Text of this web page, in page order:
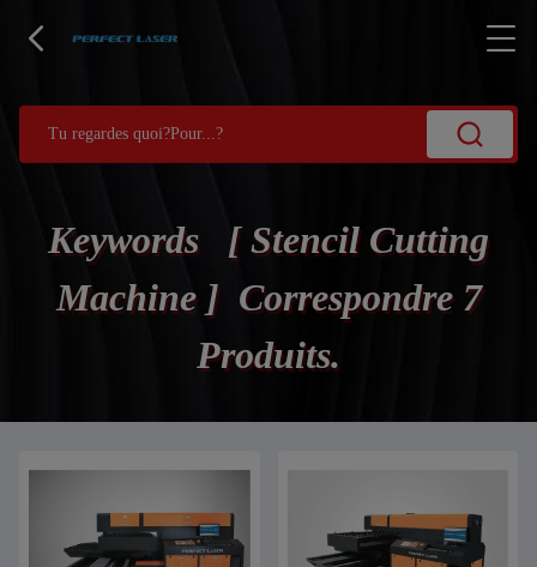
Keywords [ Stencil Cutting
Machine ] Correspondre 7
Produits.